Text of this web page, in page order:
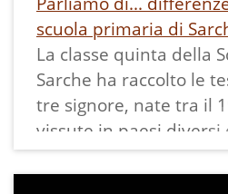
scuola primaria di
La classe quinta della
Sarche ha raccolto le
tre signore, nate tra il
vissute in paesi diversi
Laghi, che hanno
per un confronto